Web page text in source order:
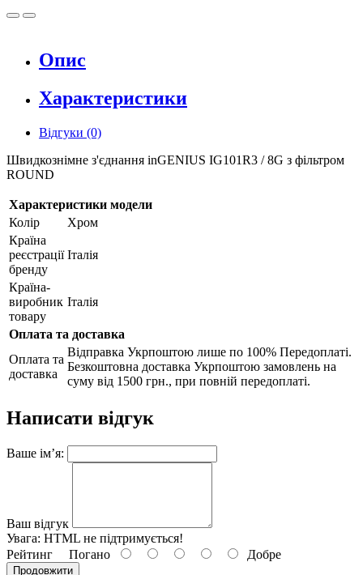
Опис
Характеристики
Відгуки (0)
Швидкознімне з'єднання inGENIUS IG101R3 / 8G з фільтром
ROUND
Характеристики модели
Колір
Хром
Країна
реєстрації
бренду
Італія
Країна-
виробник
товару
Італія
Оплата та доставка
Оплата та
доставка
Відправка Укрпоштою лише по 100% Передоплаті.
Безкоштовна доставка Укрпоштою замовлень на
суму від 1500 грн., при повній передоплаті.
Написати відгук
Ваше ім’я:
Ваш відгук
Увага: HTML не підтримується!
Рейтинг Погано Добре
Продовжити